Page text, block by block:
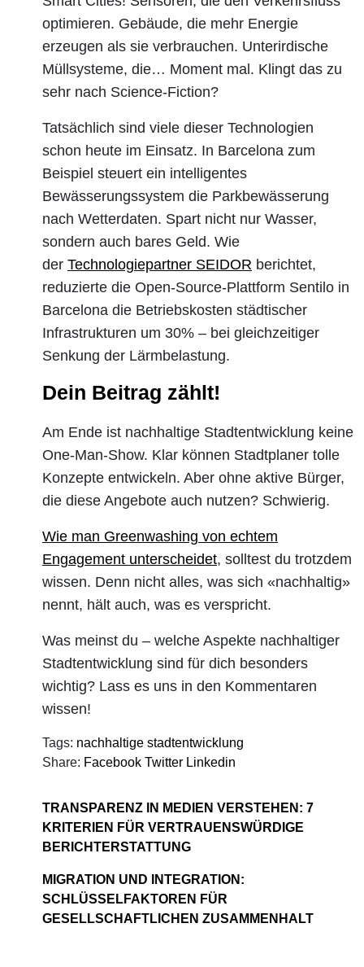
optimieren. Gebäude, die mehr Energie
erzeugen als sie verbrauchen. Unterirdische
Müllsysteme, die… Moment mal. Klingt das zu
sehr nach Science-Fiction?
Tatsächlich sind viele dieser Technologien
schon heute im Einsatz. In Barcelona zum
Beispiel steuert ein intelligentes
Bewässerungssystem die Parkbewässerung
nach Wetterdaten. Spart nicht nur Wasser,
sondern auch bares Geld. Wie
der Technologiepartner SEIDOR berichtet,
reduzierte die Open-Source-Plattform Sentilo in
Barcelona die Betriebskosten städtischer
Infrastrukturen um 30% – bei gleichzeitiger
Senkung der Lärmbelastung.
Dein Beitrag zählt!
Am Ende ist nachhaltige Stadtentwicklung keine
One-Man-Show. Klar können Stadtplaner tolle
Konzepte entwickeln. Aber ohne aktive Bürger,
die diese Angebote auch nutzen? Schwierig.
Wie man Greenwashing von echtem
Engagement unterscheidet, solltest du trotzdem
wissen. Denn nicht alles, was sich «nachhaltig»
nennt, hält auch, was es verspricht.
Was meinst du – welche Aspekte nachhaltiger
Stadtentwicklung sind für dich besonders
wichtig? Lass es uns in den Kommentaren
wissen!
Tags: nachhaltige stadtentwicklung
Share: Facebook Twitter Linkedin
TRANSPARENZ IN MEDIEN VERSTEHEN: 7
KRITERIEN FÜR VERTRAUENSWÜRDIGE
BERICHTERSTATTUNG
MIGRATION UND INTEGRATION:
SCHLÜSSELFAKTOREN FÜR
GESELLSCHAFTLICHEN ZUSAMMENHALT